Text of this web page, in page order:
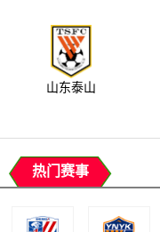
山东泰山
热门赛事